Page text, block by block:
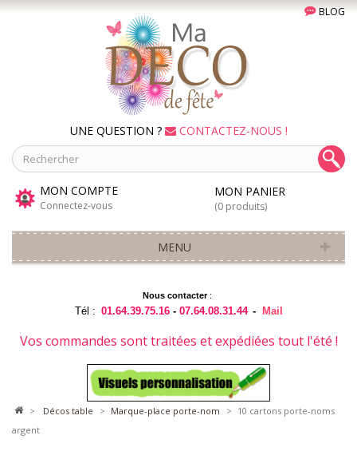
BLOG
UNE QUESTION ? CONTACTEZ-NOUS !
MON COMPTE
Connectez-vous
MON PANIER
(0 produits)
MENU
Nous contacter:
Tél : 01.64.39.75.16 -07.64.08.31.44 - Mail
Vos commandes sont traitées et expédiées tout l'été !
> décos table > marque-place porte-nom > 10 cartons porte-noms
argent